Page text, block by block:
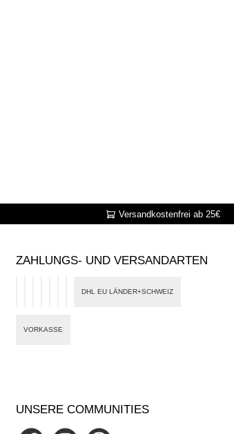
Versandkostenfrei ab 25€
ZAHLUNGS- UND VERSANDARTEN
VORKASSE
DHL EU LÄNDER+SCHWEIZ
UNSERE COMMUNITIES